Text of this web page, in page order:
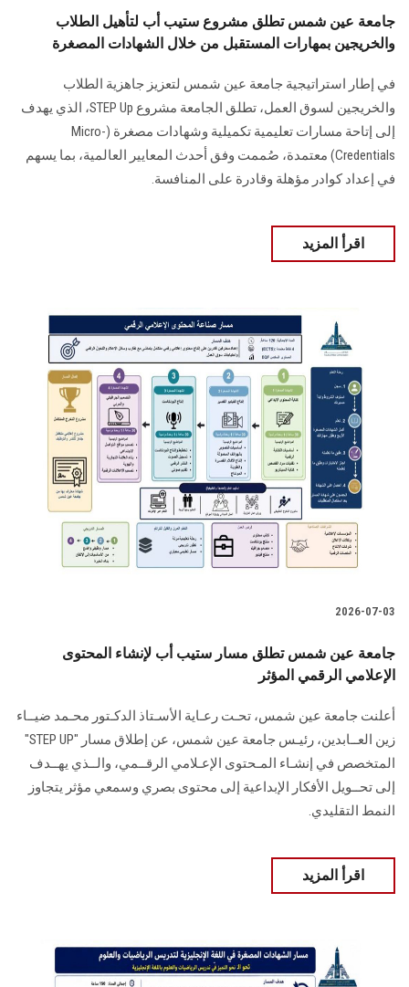
جامعة عين شمس تطلق مشروع ستيب أب لتأهيل الطلاب
والخريجين بمهارات المستقبل من خلال الشهادات المصغرة
في إطار استراتيجية جامعة عين شمس لتعزيز جاهزية الطلاب
والخريجين لسوق العمل، تطلق الجامعة مشروع STEP Up، الذي يهدف
إلى إتاحة مسارات تعليمية تكميلية وشهادات مصغرة (Micro-
Credentials) معتمدة، صُممت وفق أحدث المعايير العالمية، بما يسهم
في إعداد كوادر مؤهلة وقادرة على المنافسة.
اقرأ المزيد
2026-07-03
جامعة عين شمس تطلق مسار ستيب أب لإنشاء المحتوى
الإعلامي الرقمي المؤثر
أعلنت جامعة عين شمس، تحـت رعـاية الأسـتاذ الدكـتور محـمد ضيــاء
زين العــابدين، رئيـس جامعة عين شمس، عن إطلاق مسار "STEP UP"
المتخصص في إنشـاء المـحتوى الإعـلامي الرقــمي، والــذي يهــدف
إلى تحــويل الأفكار الإبداعية إلى محتوى بصري وسمعي مؤثر يتجاوز
النمط التقليدي.
اقرأ المزيد